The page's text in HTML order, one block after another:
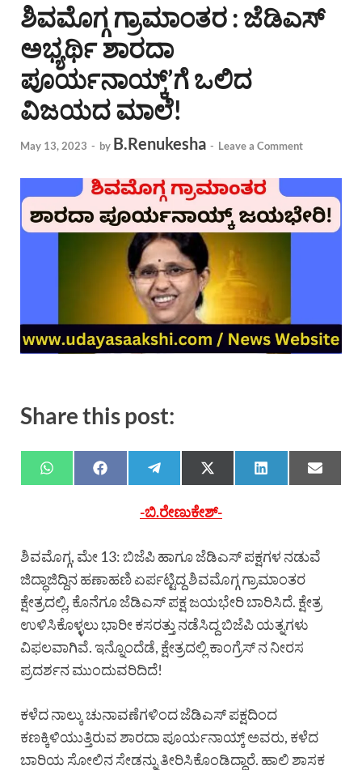
ಶಿವಮೊಗ್ಗ ಗ್ರಾಮಾಂತರ : ಜೆಡಿಎಸ್
ಅಭ್ಯರ್ಥಿ ಶಾರದಾ
ಪೂರ್ಯನಾಯ್ಕ್’ಗೆ ಒಲಿದ
ವಿಜಯದ ಮಾಲೆ!
May 13, 2023 - by B.Renukesha - Leave a Comment
Share this post:
-ಬಿ.ರೇಣುಕೇಶ್-
ಶಿವಮೊಗ್ಗ, ಮೇ 13: ಬಿಜೆಪಿ ಹಾಗೂ ಜೆಡಿಎಸ್ ಪಕ್ಷಗಳ ನಡುವೆ
ಜಿದ್ಧಾಜಿದ್ದಿನ ಹಣಾಹಣಿ ಏರ್ಪಟ್ಟಿದ್ದ ಶಿವಮೊಗ್ಗ ಗ್ರಾಮಾಂತರ
ಕ್ಷೇತ್ರದಲ್ಲಿ, ಕೊನೆಗೂ ಜೆಡಿಎಸ್ ಪಕ್ಷ ಜಯಭೇರಿ ಬಾರಿಸಿದೆ. ಕ್ಷೇತ್ರ
ಉಳಿಸಿಕೊಳ್ಳಲು ಭಾರೀ ಕಸರತ್ತು ನಡೆಸಿದ್ದ ಬಿಜೆಪಿ ಯತ್ನಗಳು
ವಿಫಲವಾಗಿವೆ. ಇನ್ನೊಂದೆಡೆ, ಕ್ಷೇತ್ರದಲ್ಲಿ ಕಾಂಗ್ರೆಸ್ ನ ನೀರಸ
ಪ್ರದರ್ಶನ ಮುಂದುವರಿದಿದೆ!
ಕಳೆದ ನಾಲ್ಕು ಚುನಾವಣೆಗಳಿಂದ ಜೆಡಿಎಸ್ ಪಕ್ಷದಿಂದ
ಕಣಕ್ಕಿಳಿಯುತ್ತಿರುವ ಶಾರದಾ ಪೂರ್ಯನಾಯ್ಕ್ ಅವರು, ಕಳೆದ
ಬಾರಿಯ ಸೋಲಿನ ಸೇಡನ್ನು ತೀರಿಸಿಕೊಂಡಿದ್ದಾರೆ. ಹಾಲಿ ಶಾಸಕ